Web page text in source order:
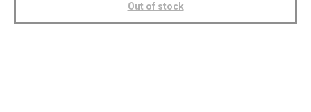
Out of stock